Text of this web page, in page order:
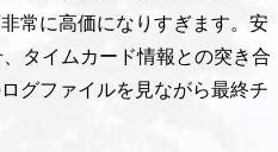
常に高価になりすぎます。安
タイムカード情報との突き合
グファイルを見ながら最終チ